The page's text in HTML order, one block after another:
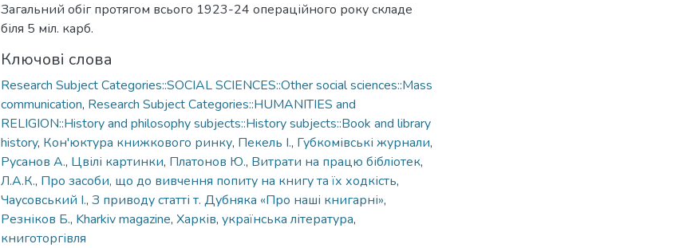
Загальний обіг протягом всього 1923-24 операційного року складе
біля 5 міл. карб.
Ключові слова
Research Subject Categories::SOCIAL SCIENCES::Other social sciences::Mass
communication, Research Subject Categories::HUMANITIES and
RELIGION::History and philosophy subjects::History subjects::Book and library
history, Кон'юктура книжкового ринку, Пекель І., Губкомівські журнали,
Русанов А., Цвілі картинки, Платонов Ю., Витрати на працю бібліотек,
Л.А.К., Про засоби, що до вивчення попиту на книгу та їх ходкість,
Чаусовський І., З приводу статті т. Дубняка «Про наші книгарні»,
Резніков Б., Kharkiv magazine, Харків, українська література,
книготоргівля